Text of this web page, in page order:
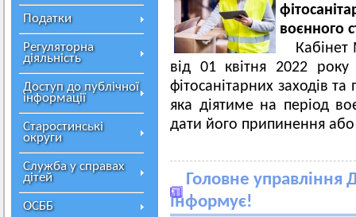
Податки
Регуляторна
діяльність
Доступ до публічної
інформації
Старостинські
округи
Служба у справах
дітей
ОСББ
воєнного
Кабінет
від 01 квітня 2022
фітосанітарних заходів
яка діятиме на період
дати його припинення або
Головне управління
інформує!